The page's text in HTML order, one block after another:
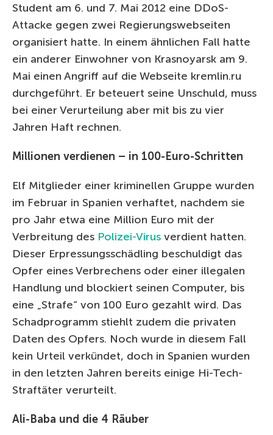
Student am 6. und 7. Mai 2012 eine DDoS-
Attacke gegen zwei Regierungswebseiten
organisiert hatte. In einem ähnlichen Fall hatte
ein anderer Einwohner von Krasnoyarsk am 9.
Mai einen Angriff auf die Webseite kremlin.ru
durchgeführt. Er beteuert seine Unschuld, muss
bei einer Verurteilung aber mit bis zu vier
Jahren Haft rechnen.
Millionen verdienen – in 100-Euro-Schritten
Elf Mitglieder einer kriminellen Gruppe wurden
im Februar in Spanien verhaftet, nachdem sie
pro Jahr etwa eine Million Euro mit der
Verbreitung des Polizei-Virus verdient hatten.
Dieser Erpressungsschädling beschuldigt das
Opfer eines Verbrechens oder einer illegalen
Handlung und blockiert seinen Computer, bis
eine „Strafe“ von 100 Euro gezahlt wird. Das
Schadprogramm stiehlt zudem die privaten
Daten des Opfers. Noch wurde in diesem Fall
kein Urteil verkündet, doch in Spanien wurden
in den letzten Jahren bereits einige Hi-Tech-
Straftäter verurteilt.
Ali-Baba und die 4 Räuber